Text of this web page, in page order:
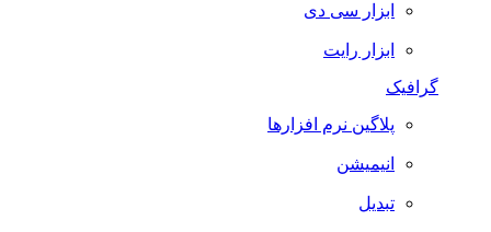
ابزار سی دی
ابزار رایت
گرافیک
پلاگین نرم افزارها
انیمیشن
تبدیل